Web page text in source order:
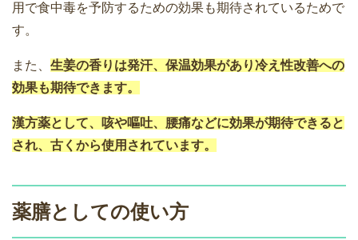
用で食中毒を予防するための効果も期待されているためで
す。
また、 生姜の香りは発汗、保温効果があり冷え性改善への
効果も期待できます。
漢方薬として、咳や嘔吐、腰痛などに効果が期待できると
され、古くから使用されています。
薬膳としての使い方